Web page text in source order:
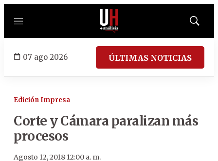
Menú
Mostrar
07 ago 2026 ÚLTIMAS NOTICIAS
Edición Impresa
Corte y Cámara paralizan más
procesos
Agosto 12, 2018 12:00 a. m.